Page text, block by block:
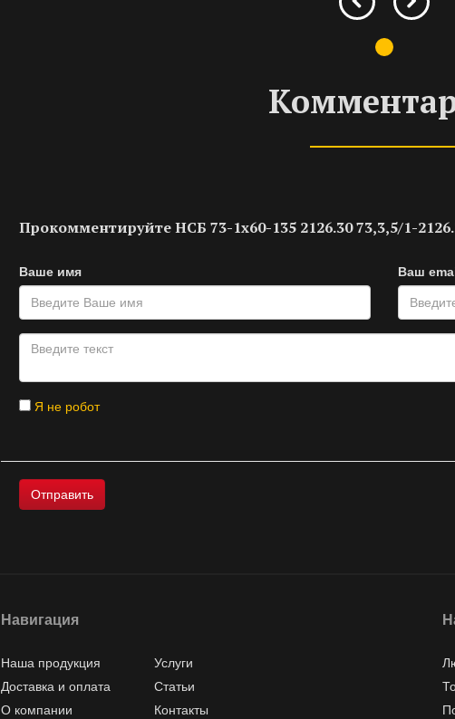
Прокомментируйте НСБ 73-1х60-135 2126.30 73,3,5/1-
Ваше имя Ваш
Я не робот
Навигация
Наша продукция
Услуги
Доставка и оплата
Статьи
О компании
Контакты